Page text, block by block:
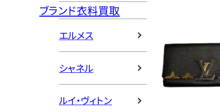
ブランド衣料買取
エルメス
シャネル
ルイ・ヴィトン